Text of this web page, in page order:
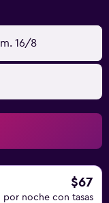
con llamadas
Las
planchar con
nocturno de
los días. Se
y esparcimiento
o cerca del
un recargo).
16/8
$67
por noche con tasas